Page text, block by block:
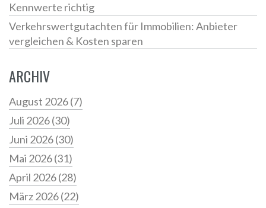
Kennwerte richtig
Verkehrswertgutachten für Immobilien: Anbieter
vergleichen & Kosten sparen
ARCHIV
August 2026(7)
Juli 2026(30)
Juni 2026(30)
Mai 2026(31)
April 2026(28)
März 2026(22)